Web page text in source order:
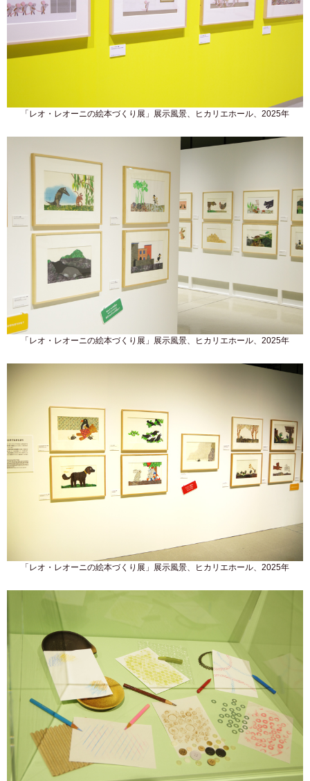
「レオ・レオーニの絵本づくり展」展示風景、ヒカリエホール、2025年
「レオ・レオーニの絵本づくり展」展示風景、ヒカリエホール、2025年
「レオ・レオーニの絵本づくり展」展示風景、ヒカリエホール、2025年